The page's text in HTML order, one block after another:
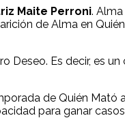
Maite Perroni.
de Alma en
Deseo. Es decir, es
de Quién Mató
para ganar casos